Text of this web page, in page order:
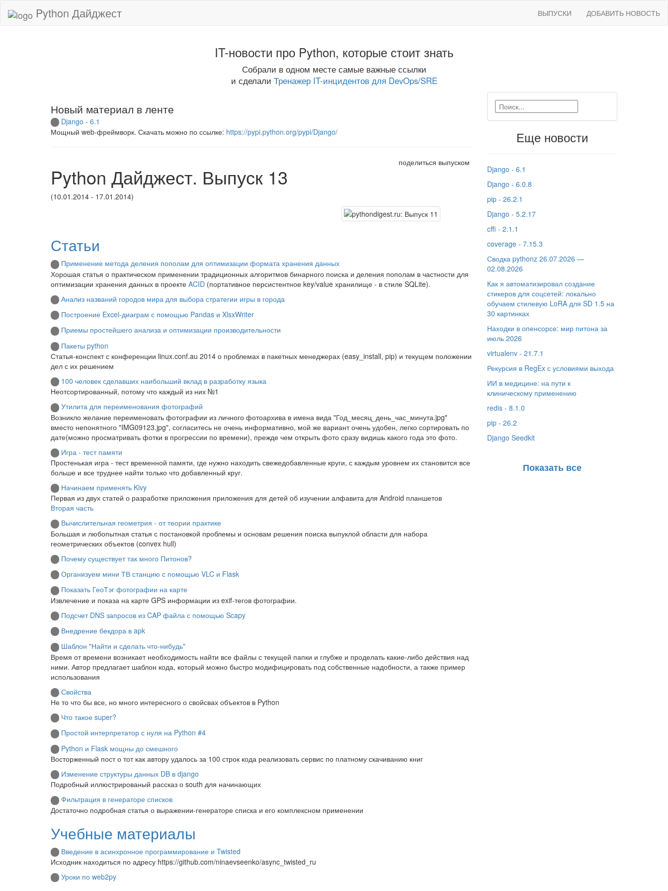
Python Дайджест ВЫПУСКИ ДОБАВИТЬ НОВОСТЬ
IT-новости про Python, которые стоит знать
Собрали в одном месте самые важные ссылки
и сделали Тренажер IT-инцидентов для DevOps/SRE
Новый материал в ленте
Django - 6.1
Мощный web-фреймворк. Скачать можно по ссылке: https://pypi.python.org/pypi/Django/
Python Дайджест. Выпуск 13
(10.01.2014 - 17.01.2014)
поделиться выпуском
Статьи
Применение метода деления пополам для оптимизации формата хранения данных
Хорошая статья о практическом применении традиционных алгоритмов бинарного поиска и деления пополам в частности для
оптимизации хранения данных в проекте ACID (портативное персистентное key/value хранилище - в стиле SQLite).
Анализ названий городов мира для выбора стратегии игры в города
Построение Excel-диаграм с помощью Pandas и XlsxWriter
Приемы простейшего анализа и оптимизации производительности
Пакеты python
Статья-конспект с конференции linux.conf.au 2014 о проблемах в пакетных менеджерах (easy_install, pip) и текущем положении
дел с их решением
100 человек сделавших наибольший вклад в разработку языка
Неотсортированный, потому что каждый из них №1
Утилита для переименования фотографий
Возникло желание переименовать фотографии из личного фотоархива в имена вида "Год_месяц_день_час_минута.jpg"
вместо непонятного "IMG09123.jpg", согласитесь не очень информативно, мой же вариант очень удобен, легко сортировать по
дате(можно просматривать фотки в прогрессии по времени), прежде чем открыть фото сразу видишь какого года это фото.
Игра - тест памяти
Простенькая игра - тест временной памяти, где нужно находить свежедобавленные круги, с каждым уровнем их становится все
больше и все труднее найти только что добавленный круг.
Начинаем применять Kivy
Первая из двух статей о разработке приложения приложения для детей об изучении алфавита для Android планшетов
Вторая часть
Вычислительная геометрия - от теории практике
Большая и любопытная статья с постановкой проблемы и основам решения поиска выпуклой области для набора
геометрических объектов (convex hull)
Почему существует так много Питонов?
Организуем мини ТВ станцию с помощью VLC и Flask
Показать ГеоТэг фотографии на карте
Извлечение и показа на карте GPS информации из exif-тегов фотографии.
Подсчет DNS запросов из CAP файла с помощью Scapy
Внедрение бекдора в apk
Шаблон "Найти и сделать что-нибудь"
Время от времени возникает необходимость найти все файлы с текущей папки и глубже и проделать какие-либо действия над
ними. Автор предлагает шаблон кода, который можно быстро модифицировать под собственные надобности, а также пример
использования
Свойства
Не то что бы все, но много интересного о свойсвах объектов в Python
Что такое super?
Простой интерпретатор с нуля на Python #4
Python и Flask мощны до смешного
Восторженный пост о тот как автору удалось за 100 строк кода реализовать сервис по платному скачиванию книг
Изменение структуры данных DB в django
Подробный иллюстрированый рассказ о south для начинающих
Фильтрация в генераторе списков
Достаточно подробная статья о выражении-генераторе списка и его комплексном применении
Учебные материалы
Введение в асинхронное программирование и Twisted
Исходник находиться по адресу https://github.com/ninaevseenko/async_twisted_ru
Уроки по web2py
Еще новости
Django - 6.1
Django - 6.0.8
pip - 26.2.1
Django - 5.2.17
cffi - 2.1.1
coverage - 7.15.3
Сводка pythonz 26.07.2026 —
02.08.2026
Как я автоматизировал создание
стикеров для соцсетей: локально
обучаем стилевую LoRA для SD 1.5 на
30 картинках
Находки в опенсорсе: мир питона за
июль 2026
virtualenv - 21.7.1
Рекурсия в RegEx с условиями выхода
ИИ в медицине: на пути к
клиническому применению
redis - 8.1.0
pip - 26.2
Django Seedkit
Показать все